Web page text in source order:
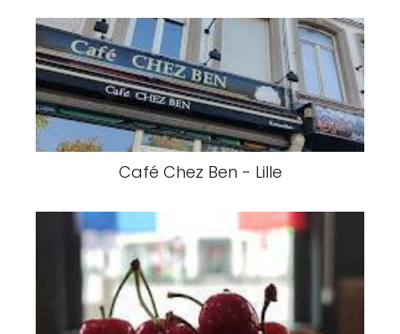
Café Chez Ben - Lille